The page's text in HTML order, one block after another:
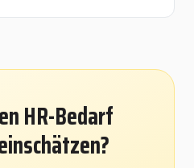
HR-Bedarf